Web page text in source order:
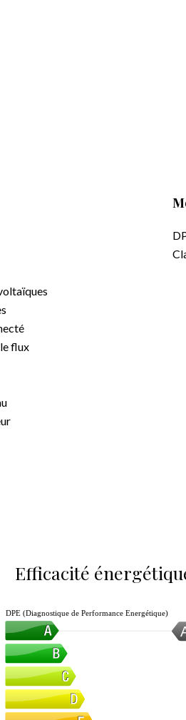
flux
Efficacité
DPE (Diagnostique de Performance Energétique)